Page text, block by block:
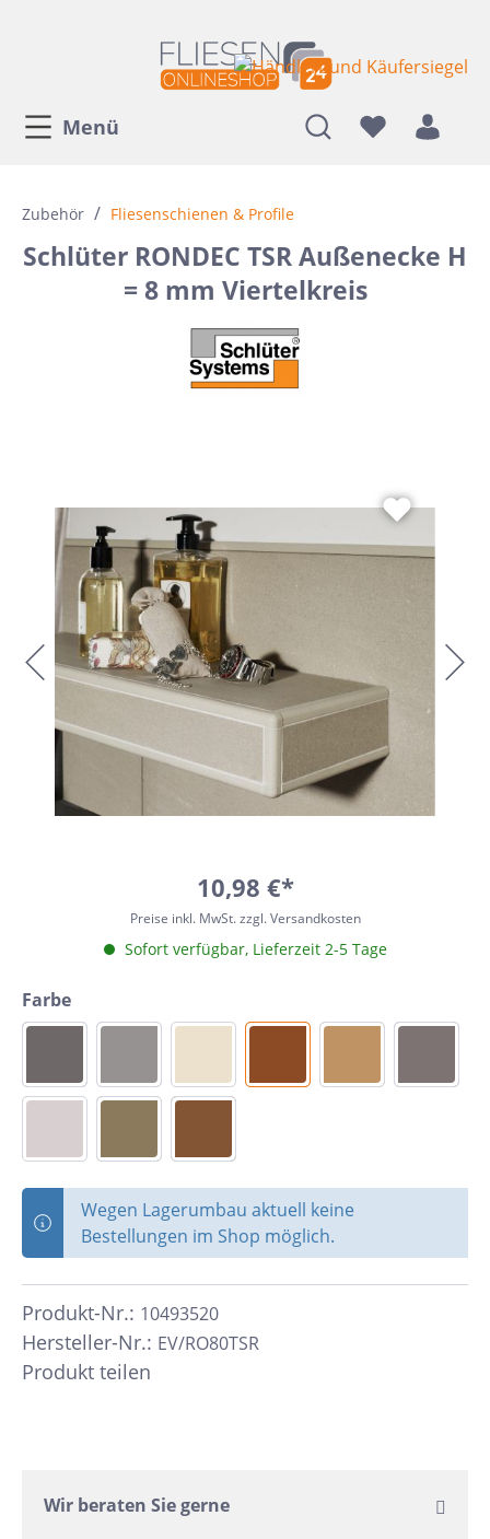
Menü
Zubehör / Fliesenschienen & Profile
Schlüter RONDEC TSR Außenecke H
= 8 mm Viertelkreis
10,98 €*
Preise inkl. MwSt. zzgl. Versandkosten
Sofort verfügbar, Lieferzeit 2-5 Tage
Farbe
Wegen Lagerumbau aktuell keine
Bestellungen im Shop möglich.
Hersteller-Nr.: EV/RO80TSR
Produkt-Nr.: 10493520
Produkt teilen
Wir beraten Sie gerne